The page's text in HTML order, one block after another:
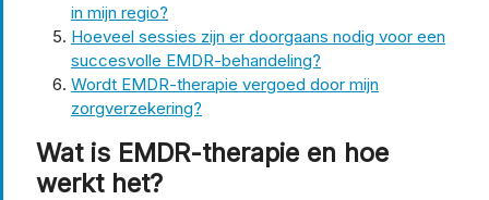
in mijn regio?
Hoeveel sessies zijn er doorgaans nodig voor een
succesvolle EMDR-behandeling?
Wordt EMDR-therapie vergoed door mijn
zorgverzekering?
Wat is EMDR-therapie en hoe
werkt het?